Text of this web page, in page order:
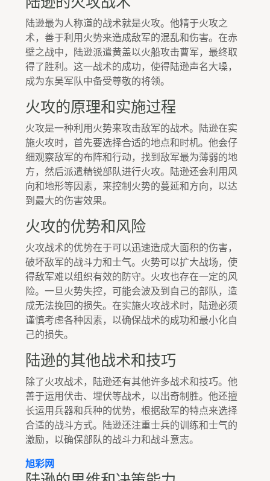
陆逊最为人称道的战术就是火攻。他精于火攻之
术，善于利用火势来造成敌军的混乱和伤害。在赤
壁之战中，陆逊派遣黄盖以火船攻击曹军，最终取
得了胜利。这一战术的成功，使得陆逊声名大噪，
成为东吴军队中备受尊敬的将领。
火攻的原理和实施过程
火攻是一种利用火势来攻击敌军的战术。陆逊在实
施火攻时，首先要选择合适的地点和时机。他会仔
细观察敌军的布阵和行动，找到敌军最为薄弱的地
方，然后派遣精锐部队进行火攻。陆逊还会利用风
向和地形等因素，来控制火势的蔓延和方向，以达
到最大的伤害效果。
火攻的优势和风险
火攻战术的优势在于可以迅速造成大面积的伤害，
破坏敌军的战斗力和士气。火势可以扩大战场，使
得敌军难以组织有效的防守。火攻也存在一定的风
险。一旦火势失控，可能会波及到自己的部队，造
成无法挽回的损失。在实施火攻战术时，陆逊必须
谨慎考虑各种因素，以确保战术的成功和最小化自
己的损失。
陆逊的其他战术和技巧
除了火攻战术，陆逊还有其他许多战术和技巧。他
善于运用伏击、埋伏等战术，以出奇制胜。他还擅
长运用兵器和兵种的优势，根据敌军的特点来选择
合适的战斗方式。陆逊还注重士兵的训练和士气的
激励，以确保部队的战斗力和战斗意志。
旭彩网